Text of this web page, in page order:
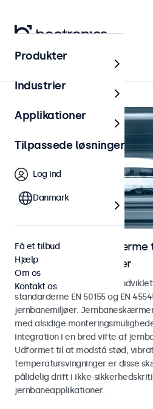
Hjem
Skærme og touchskærme
jernbaneapplikationer
Skærme og touchskærme udviklet
standarderne EN 50155 og EN
jernbanemiljøer.
med alsidige
integration i en bred vifte af
Udformet til at modstå stød,
temperatursvingninger er disse
pålidelig drift i ikke-
jernbaneapplikationer.
Produkter
Industrier
Applikationer
Tilpassede løsninger
Log ind
Danmark
Få et tilbud
Hjælp
Om os
Kontakt os